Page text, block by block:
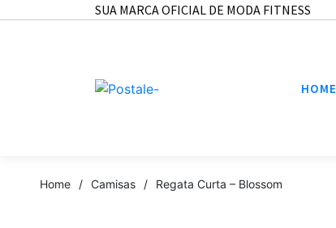
SUA MARCA OFICIAL DE MODA FITNESS
HOME
Home / Camisas / Regata Curta – Blossom